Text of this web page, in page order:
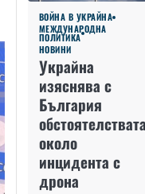
ВОЙНА В УКРАЙНА
МЕЖДУНАРОДНА
ПОЛИТИКА
НОВИНИ
Украйна
изяснява с
България
обстоятелствата
около
инцидента с
дрона